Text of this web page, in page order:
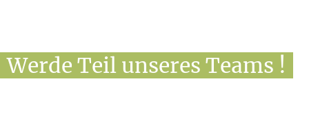
Werde Teil unseres Teams !